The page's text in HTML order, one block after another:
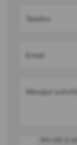
Telefon
Email
Mesajul
Am citit și